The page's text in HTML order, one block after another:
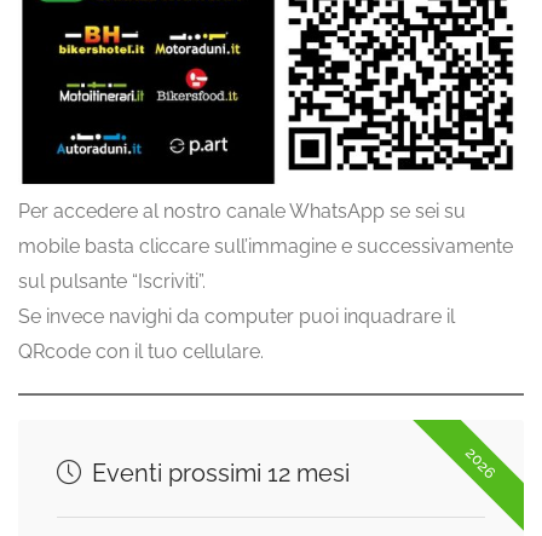
Per accedere al nostro canale WhatsApp se sei su
mobile basta cliccare sull’immagine e successivamente
sul pulsante “Iscriviti”.
Se invece navighi da computer puoi inquadrare il
QRcode con il tuo cellulare.
2026
Eventi prossimi 12 mesi